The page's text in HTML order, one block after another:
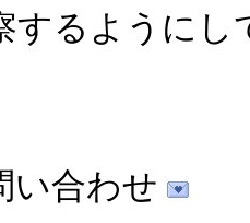
するようにし
合わせ